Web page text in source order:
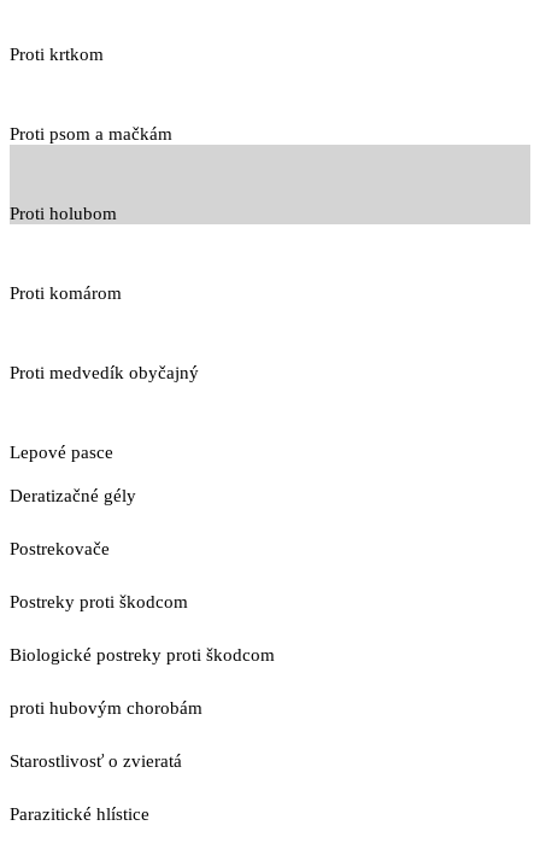
Proti krtkom
Proti psom a mačkám
Proti holubom
Proti komárom
Proti medvedík obyčajný
Lepové pasce
Deratizačné gély
Postrekovače
Postreky proti škodcom
Biologické postreky proti škodcom
proti hubovým chorobám
Starostlivosť o zvieratá
Parazitické hlístice